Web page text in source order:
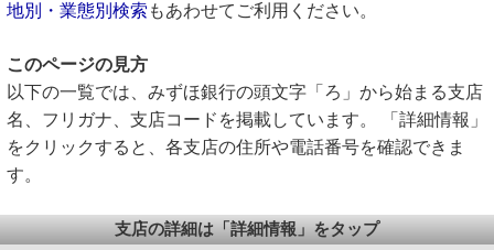
地別・業態別検索 もあわせてご利用ください。
このページの見方
以下の一覧では、みずほ銀行の頭文字「ろ」から始まる支店
名、フリガナ、支店コードを掲載しています。 「詳細情報」
をクリックすると、各支店の住所や電話番号を確認できま
す。
支店の詳細は「詳細情報」をタップ